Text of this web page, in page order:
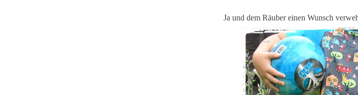
Ja und dem Räuber einen Wunsch